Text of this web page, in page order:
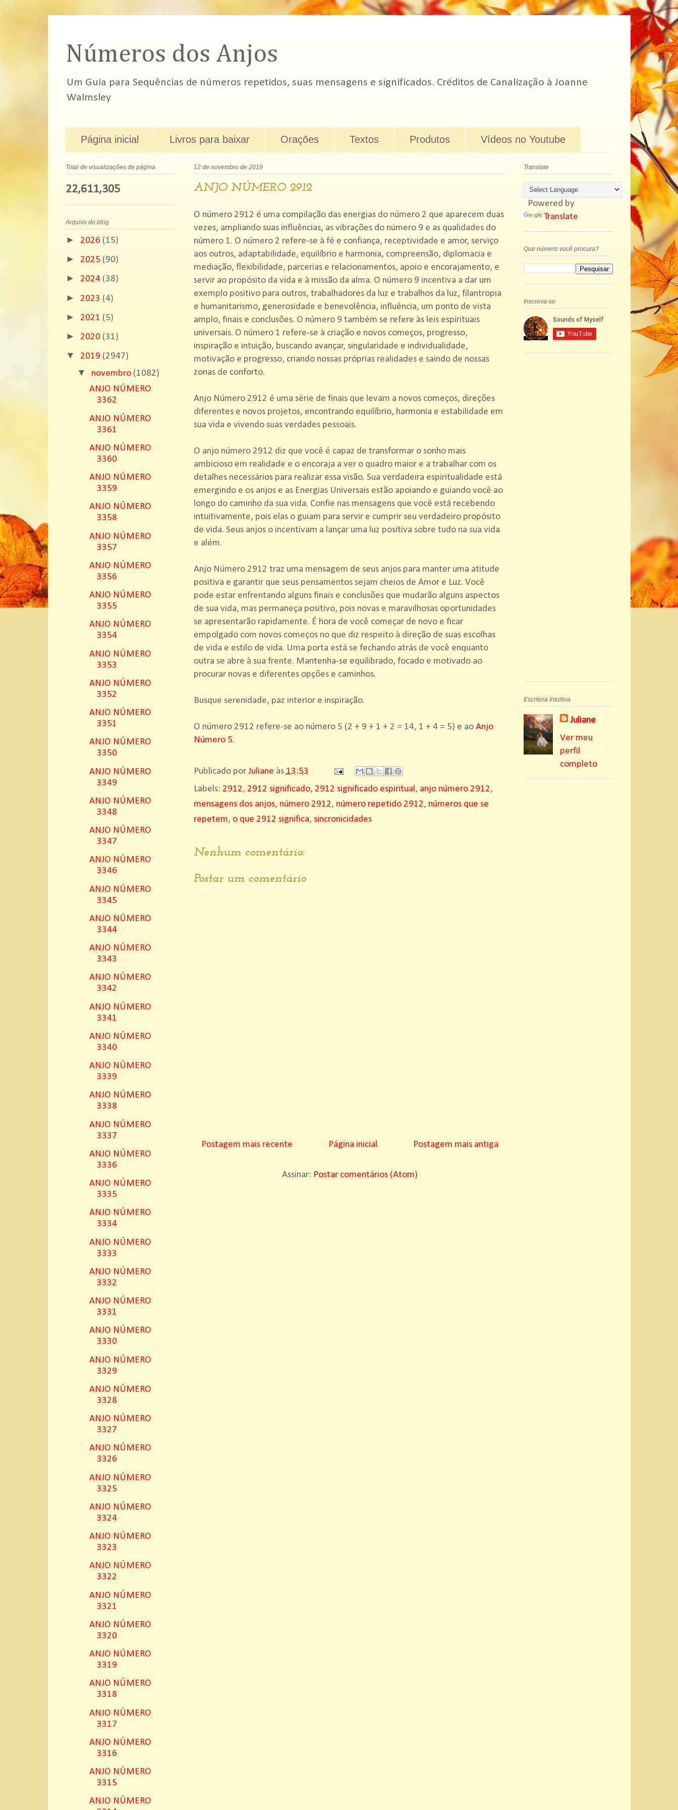
Números dos Anjos
Um Guia para Sequências de números repetidos, suas mensagens e significados. Créditos de Canalização à Joanne
Walmsley
Página inicial Livros para baixar Orações Textos Produtos Vídeos no Youtube
12 de novembro de 2019
ANJO NÚMERO 2912
O número 2912 é uma compilação das energias do número 2 que aparecem duas
vezes, ampliando suas influências, as vibrações do número 9 e as qualidades do
número 1. O número 2 refere-se à fé e confiança, receptividade e amor, serviço
aos outros, adaptabilidade, equilíbrio e harmonia, compreensão, diplomacia e
mediação, flexibilidade, parcerias e relacionamentos, apoio e encorajamento, e
servir ao propósito da vida e à missão da alma. O número 9 incentiva a dar um
exemplo positivo para outros, trabalhadores da luz e trabalhos da luz, filantropia
e humanitarismo, generosidade e benevolência, influência, um ponto de vista
amplo, finais e conclusões. O número 9 também se refere às leis espirituais
universais. O número 1 refere-se à criação e novos começos, progresso,
inspiração e intuição, buscando avançar, singularidade e individualidade,
motivação e progresso, criando nossas próprias realidades e saindo de nossas
zonas de conforto.
Anjo Número 2912 é uma série de finais que levam a novos começos, direções
diferentes e novos projetos, encontrando equilíbrio, harmonia e estabilidade em
sua vida e vivendo suas verdades pessoais.
O anjo número 2912 diz que você é capaz de transformar o sonho mais
ambicioso em realidade e o encoraja a ver o quadro maior e a trabalhar com os
detalhes necessários para realizar essa visão. Sua verdadeira espiritualidade está
emergindo e os anjos e as Energias Universais estão apoiando e guiando você ao
longo do caminho da sua vida. Confie nas mensagens que você está recebendo
intuitivamente, pois elas o guiam para servir e cumprir seu verdadeiro propósito
de vida. Seus anjos o incentivam a lançar uma luz positiva sobre tudo na sua vida
e além.
Anjo Número 2912 traz uma mensagem de seus anjos para manter uma atitude
positiva e garantir que seus pensamentos sejam cheios de Amor e Luz. Você
pode estar enfrentando alguns finais e conclusões que mudarão alguns aspectos
de sua vida, mas permaneça positivo, pois novas e maravilhosas oportunidades
se apresentarão rapidamente. É hora de você começar de novo e ficar
empolgado com novos começos no que diz respeito à direção de suas escolhas
de vida e estilo de vida. Uma porta está se fechando atrás de você enquanto
outra se abre à sua frente. Mantenha-se equilibrado, focado e motivado ao
procurar novas e diferentes opções e caminhos.
Busque serenidade, paz interior e inspiração.
O número 2912 refere-se ao número 5 (2 + 9 + 1 + 2 = 14, 1 + 4 = 5) e ao Anjo
Número 5.
Publicado por Juliane às 13:53
Labels: 2912, 2912 significado, 2912 significado espiritual , anjo número 2912,
mensagens dos anjos, número 2912, número repetido 2912, números que se
repetem, o que 2912 significa, sincronicidades
Nenhum comentário:
Postar um comentário
Postagem mais recente Postagem mais antiga
Página inicial
Assinar: Postar comentários (Atom)
Total de visualizações de página
22,611,305
Arquivo do blog
► 2026 (15)
► 2025 (90)
► 2024 (38)
► 2023 (4)
► 2021 (5)
► 2020 (31)
▼ 2019 (2947)
▼ novembro (1082)
ANJO NÚMERO
3362
ANJO NÚMERO
3361
ANJO NÚMERO
3360
ANJO NÚMERO
3359
ANJO NÚMERO
3358
ANJO NÚMERO
3357
ANJO NÚMERO
3356
ANJO NÚMERO
3355
ANJO NÚMERO
3354
ANJO NÚMERO
3353
ANJO NÚMERO
3352
ANJO NÚMERO
3351
ANJO NÚMERO
3350
ANJO NÚMERO
3349
ANJO NÚMERO
3348
ANJO NÚMERO
3347
ANJO NÚMERO
3346
ANJO NÚMERO
3345
ANJO NÚMERO
3344
ANJO NÚMERO
3343
ANJO NÚMERO
3342
ANJO NÚMERO
3341
ANJO NÚMERO
3340
ANJO NÚMERO
3339
ANJO NÚMERO
3338
ANJO NÚMERO
3337
ANJO NÚMERO
3336
ANJO NÚMERO
3335
ANJO NÚMERO
3334
ANJO NÚMERO
3333
ANJO NÚMERO
3332
ANJO NÚMERO
3331
ANJO NÚMERO
3330
ANJO NÚMERO
3329
ANJO NÚMERO
3328
ANJO NÚMERO
3327
ANJO NÚMERO
3326
ANJO NÚMERO
3325
ANJO NÚMERO
3324
ANJO NÚMERO
3323
ANJO NÚMERO
3322
ANJO NÚMERO
3321
ANJO NÚMERO
3320
ANJO NÚMERO
3319
ANJO NÚMERO
3318
ANJO NÚMERO
3317
ANJO NÚMERO
3316
ANJO NÚMERO
3315
ANJO NÚMERO
Translate
Powered by
Translate
Que número você procura?
Inscreva-se
Escritora Intuitiva
Juliane
Ver meu
perfil
completo